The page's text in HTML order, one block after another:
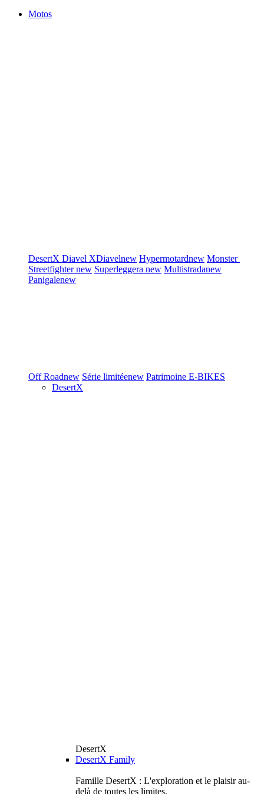
Motos
DesertX Diavel XDiavelnew Hypermotardnew Monster
Streetfighternew Superleggera new Multistradanew
Panigalenew
Off Roadnew Série limitéenew Patrimoine E-BIKES
DesertX
DesertX
DesertX Family
Famille DesertX : L'exploration et le plaisir au-
delà de toutes les limites.